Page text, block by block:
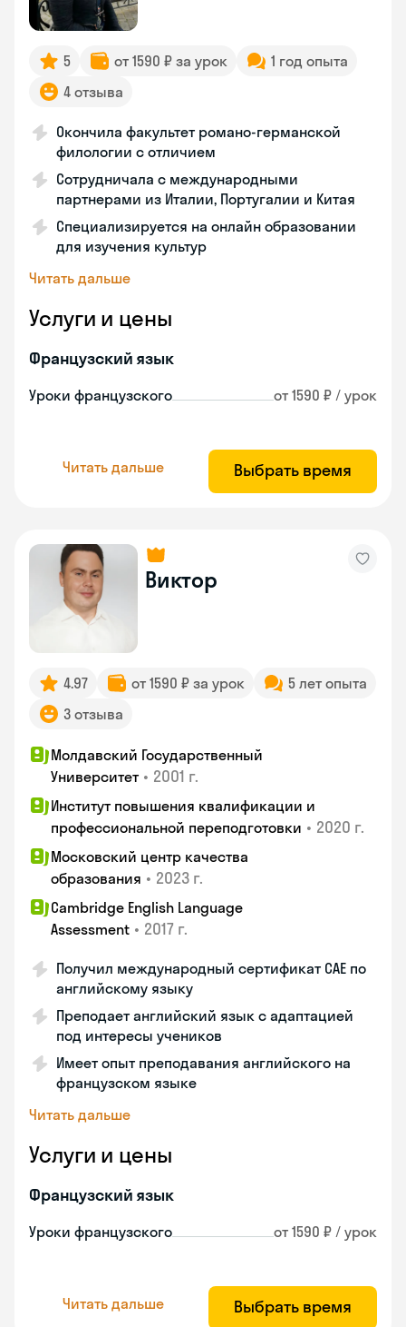
5 от 1590 ₽ за урок
1 год опыта
4 отзыва
Окончила факультет романо-германской
филологии с отличием
Сотрудничала с международными
партнерами из Италии, Португалии и Китая
Специализируется на онлайн образовании
для изучения культур
Читать дальше
Услуги и цены
Французский язык
Уроки французского от 1590 ₽ / урок
Читать дальше Выбрать время
Виктор
4.97 от 1590 ₽ за урок
5 лет опыта
3 отзыва
Молдавский Государственный
Университет • 2001 г.
Институт повышения квалификации и
профессиональной переподготовки • 2020 г.
Московский центр качества
образования • 2023 г.
Cambridge English Language
Assessment • 2017 г.
Получил международный сертификат CAE по
английскому языку
Преподает английский язык с адаптацией
под интересы учеников
Имеет опыт преподавания английского на
французском языке
Читать дальше
Услуги и цены
Французский язык
Уроки французского от 1590 ₽ / урок
Читать дальше Выбрать время